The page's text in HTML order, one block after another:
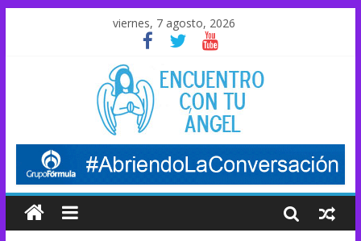
viernes, 7 agosto, 2026